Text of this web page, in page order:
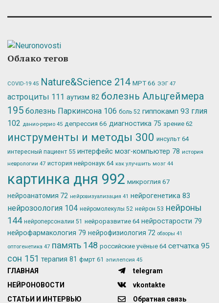
Облако тегов
COVID-19 45 Nature&Science 214 МРТ66 ЭЭГ 47
астроциты 111 аутизм 82 болезнь Альцгеймера
195 болезнь Паркинсона 106 боль 52 гиппокамп 93 глия
102 данио-рерио 45 депрессия 66 диагностика 75 зрение 62
инструменты и методы 300 инсульт 64
интересный пациент 55 интерфейс мозг-компьютер 78 история
неврологии 47 история нейронаук 64 как улучшить мозг 44
картинка дня 992 микроглия 67
нейроанатомия 72 нейровизуализация 41 нейрогенетика 83
нейрозоология 104 нейромолекулы 52 нейрон 53 нейроны
144 нейроперсоналии 51 нейроразвитие 64 нейростарости 79
нейрофармакология 79 нейрофизиология 72 обзоры 41
оптогенетика 47 память 148 российские учёные 64 сетчатка 95
сон 151 терапия 81 фмрт 61 эпилепсия 45
ГЛАВНАЯ
НЕЙРОНОВОСТИ
СТАТЬИ И ИНТЕРВЬЮ
telegram
vkontakte
Обратная связь